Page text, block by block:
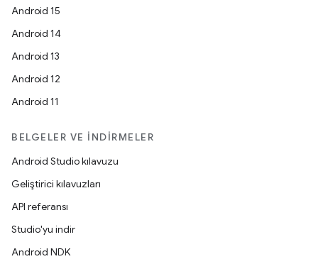
Android 15
Android 14
Android 13
Android 12
Android 11
BELGELER VE İNDIRMELER
Android Studio kılavuzu
Geliştirici kılavuzları
API referansı
Studio'yu indir
Android NDK